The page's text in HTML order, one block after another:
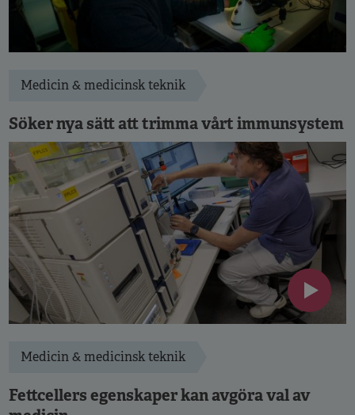
Medicin & medicinsk teknik
Söker nya sätt att trimma vårt immunsystem
Medicin & medicinsk teknik
Fettcellers egenskaper kan avgöra val av